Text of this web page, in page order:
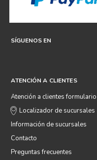
SÍGUENOS EN
ATENCIÓN A CLIENTES
Atención a clientes formulario
Localizador de sucursales
Información de sucursales
Contacto
Preguntas frecuentes